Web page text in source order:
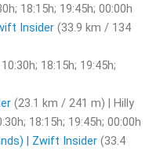
18:15h; 19:45h; 00:00h
Insider(33.9 km / 134
10:30h; 18:15h; 19:45h;
(23.1 km / 241 m) | Hilly
18:15h; 19:45h; 00:00h
| Zwift Insider(33.4